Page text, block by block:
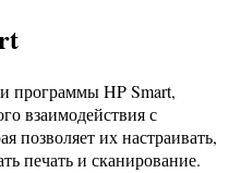
программы HP Smart,
взаимодействия с
позволяет их настраивать,
печать и сканирование.